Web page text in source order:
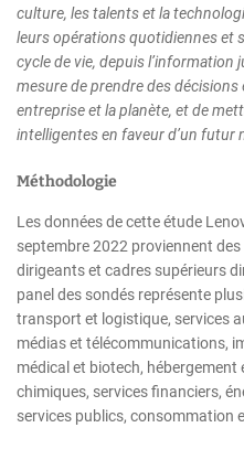
culture, les talents et la
leurs opérations quotidiennes et
cycle de vie, depuis l’information
mesure de prendre des
entreprise et la planète, et de
intelligentes en faveur d’un futur
Méthodologie
Les données de cette étude
septembre 2022 proviennent
dirigeants et cadres supérieurs
panel des sondés représente
transport et logistique, services
médias et télécommunications,
médical et biotech,
chimiques, services financiers,
services publics, consommation